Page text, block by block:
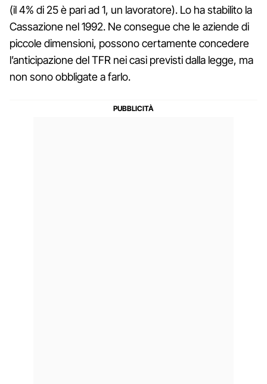
(il 4% di 25 è pari ad 1, un lavoratore). Lo ha stabilito la
Cassazione nel 1992. Ne consegue che le aziende di
piccole dimensioni, possono certamente concedere
l’anticipazione del TFR nei casi previsti dalla legge, ma
non sono obbligate a farlo.